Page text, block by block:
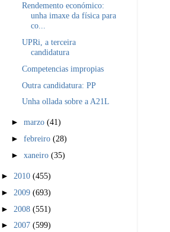
Rendemento económico:
unha imaxe da física para
co...
UPRi, a terceira
candidatura
Competencias impropias
Outra candidatura: PP
Unha ollada sobre a A21L
►marzo(41)
►febreiro(28)
►xaneiro(35)
► 2010 (455)
► 2009 (693)
► 2008 (551)
► 2007 (599)